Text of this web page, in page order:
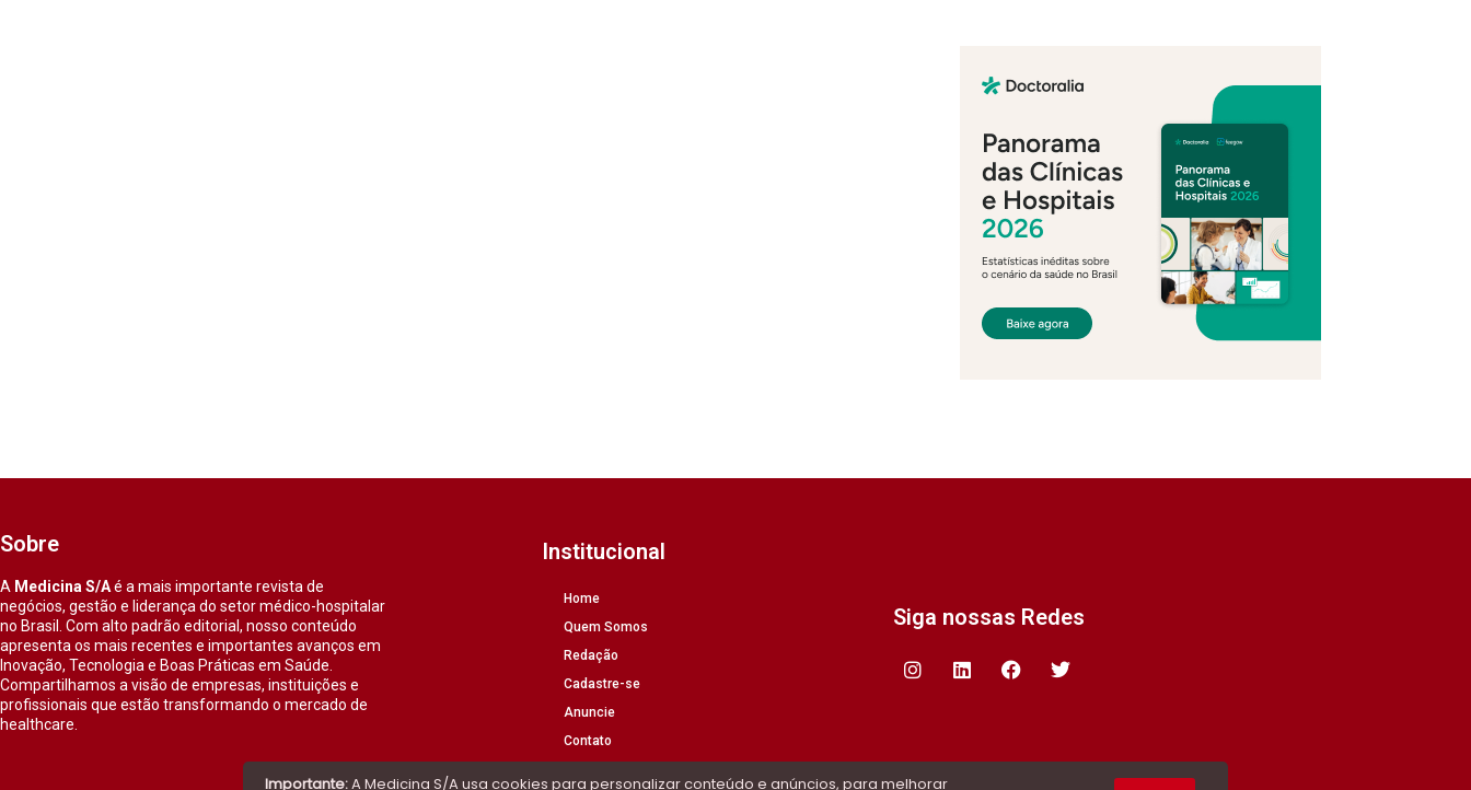
Sobre
A Medicina S/Aé a mais importante revista de
negócios, gestão e liderança do setor médico-hospitalar
no Brasil. Com alto padrão editorial, nosso conteúdo
apresenta os mais recentes e importantes avanços em
Inovação, Tecnologia e Boas Práticas em Saúde.
Compartilhamos a visão de empresas, instituições e
profissionais que estão transformando o mercado de
healthcare.
Institucional
Home
Quem Somos
Redação
Cadastre-se
Anuncie
Contato
Siga nossas Redes
Importante:A Medicina S/A usa cookies para personalizar conteúdo e anúncios, para melhorar